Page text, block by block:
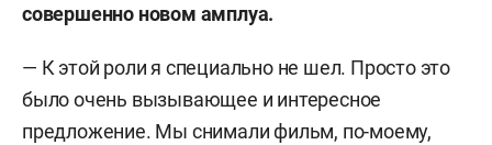
совершенно новом амплуа.
— К этой роли я специально не шел. Просто это
было очень вызывающее и интересное
предложение. Мы снимали фильм, по-моему,